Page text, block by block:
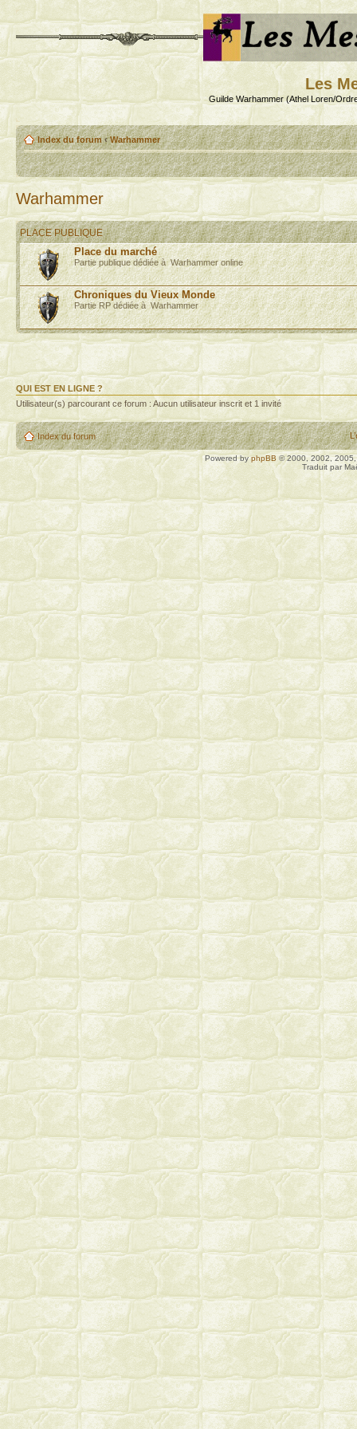
Les
Guilde Warhammer (Athel Loren/
Index du forum ‹ Warhammer
Warhammer
PLACE PUBLIQUE
Place du marché
Partie publique dédiée à Warhammer online
Chroniques du Vieux Monde
Partie RP dédiée à Warhammer
QUI EST EN LIGNE ?
Utilisateur(s) parcourant ce forum : Aucun utilisateur inscrit et 1 invité
Index du forum
Powered byphpBB© 2000, 2002,
Traduit par